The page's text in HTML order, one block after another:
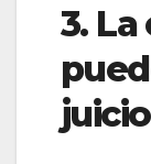
3.
juicio